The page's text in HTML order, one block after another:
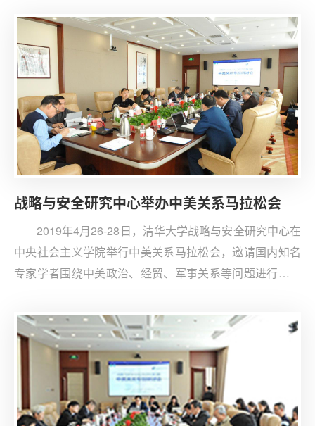
的军控日程、管控海上竞争，以及在朝核问题上探讨中美
合作提出了意见和建议。
战略与安全研究中心举办中美关系马拉松会
2019年4月26-28日，清华大学战略与安全研究中心在
中央社会主义学院举行中美关系马拉松会，邀请国内知名
专家学者围绕中美政治、经贸、军事关系等问题进行了为